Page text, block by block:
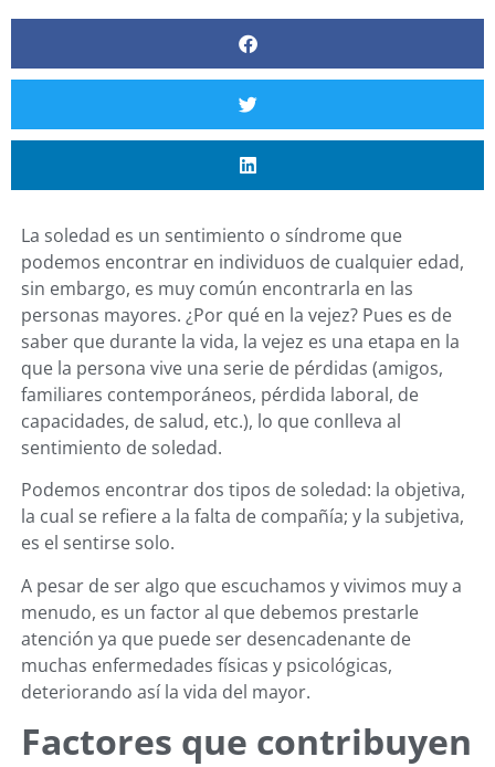
La soledad es un sentimiento o síndrome que
podemos encontrar en individuos de cualquier edad,
sin embargo, es muy común encontrarla en las
personas mayores. ¿Por qué en la vejez? Pues es de
saber que durante la vida, la vejez es una etapa en la
que la persona vive una serie de pérdidas (amigos,
familiares contemporáneos, pérdida laboral, de
capacidades, de salud, etc.), lo que conlleva al
sentimiento de soledad.
Podemos encontrar dos tipos de soledad: la objetiva,
la cual se refiere a la falta de compañía; y la subjetiva,
es el sentirse solo.
A pesar de ser algo que escuchamos y vivimos muy a
menudo, es un factor al que debemos prestarle
atención ya que puede ser desencadenante de
muchas enfermedades físicas y psicológicas,
deteriorando así la vida del mayor.
Factores que contribuyen